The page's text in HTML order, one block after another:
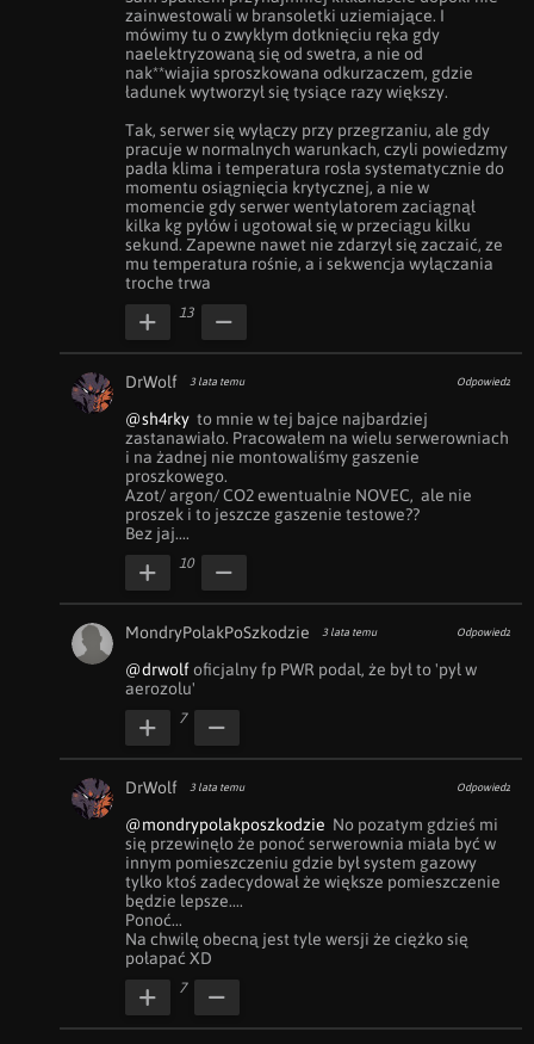
zainwestowali w bransoletki uziemiające. I
mówimy tu o zwykłym dotknięciu ręka gdy
naelektryzowaną się od swetra, a nie od
nak**wiajia sproszkowana odkurzaczem, gdzie
ładunek wytworzył się tysiące razy większy.
Tak, serwer się wyłączy przy przegrzaniu, ale gdy
pracuje w normalnych warunkach, czyli powiedzmy
padła klima i temperatura rosła systematycznie do
momentu osiągnięcia krytycznej, a nie w
momencie gdy serwer wentylatorem zaciągnął
kilka kg pyłów i ugotował się w przeciągu kilku
sekund. Zapewne nawet nie zdarzył się zaczaić, ze
mu temperatura rośnie, a i sekwencja wyłączania
troche trwa
13
DrWolf 3 lata temu Odpowiedz
@sh4rky
  to mnie w tej bajce najbardziej
zastanawiało. Pracowałem na wielu serwerowniach
i na żadnej nie montowaliśmy gaszenie
proszkowego.
Azot/ argon/ CO2 ewentualnie NOVEC,  ale nie
proszek i to jeszcze gaszenie testowe??
Bez jaj....
10
MondryPolakPoSzkodzie 3 lata temu Odpowiedz
@drwolf oficjalny fp PWR podal, że był to 'pył w
aerozolu'
7
DrWolf 3 lata temu Odpowiedz
@mondrypolakposzkodzie
  No pozatym gdzieś mi
się przewinęło że ponoć serwerownia miała być w
innym pomieszczeniu gdzie był system gazowy
tylko ktoś zadecydował że większe pomieszczenie
będzie lepsze....
Ponoć...
Na chwilę obecną jest tyle wersji że ciężko się
połapać XD
7